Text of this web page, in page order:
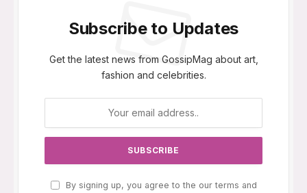
Subscribe to Updates
Get the latest news from GossipMag about art,
fashion and celebrities.
By signing up, you agree to the our terms and